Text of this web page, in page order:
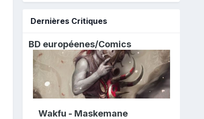
Dernières Critiques
BD européenes/Comics
Wakfu - Maskemane